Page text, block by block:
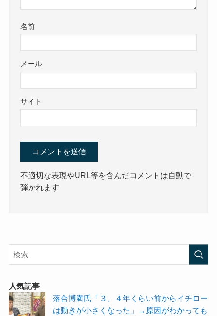
名前
メール
サイト
不適切な表現やURL等を含んだコメントは自動で
弾かれます
人気記事
落合博満氏「３、４年くらい前からイチロー
は動きが小さくなった」→原因がわかっても